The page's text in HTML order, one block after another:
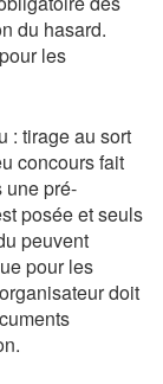
du hasard.
les
: tirage au sort
concours fait
une pré-
posée et seuls
peuvent
pour les
doit